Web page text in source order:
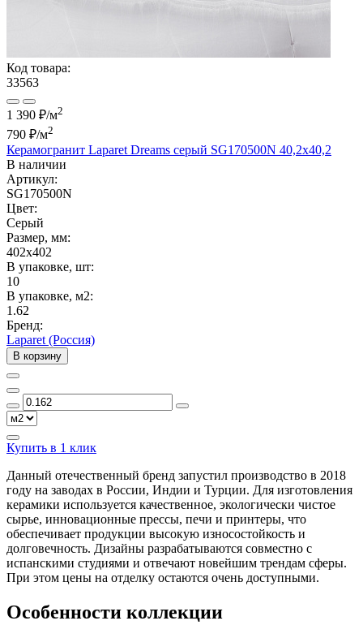
Код товара:
33563
1 390 ₽/м2
790 ₽/м2
Керамогранит Laparet Dreams серый SG170500N 40,2х40,2
В наличии
Артикул:
SG170500N
Цвет:
Серый
Размер, мм:
402x402
В упаковке, шт:
10
В упаковке, м2:
1.62
Бренд:
Laparet (Россия)
В корзину
Купить в 1 клик
Данный отечественный бренд запустил производство в 2018
году на заводах в России, Индии и Турции. Для изготовления
керамики используется качественное, экологически чистое
сырье, инновационные прессы, печи и принтеры, что
обеспечивает продукции высокую износостойкость и
долговечность. Дизайны разрабатываются совместно с
испанскими студиями и отвечают новейшим трендам сферы.
При этом цены на отделку остаются очень доступными.
Особенности коллекции